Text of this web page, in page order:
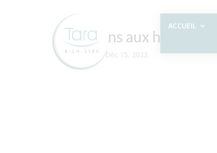
ACCUEIL
Pochons aux herbes
par Sylvie|Déc 15, 2022